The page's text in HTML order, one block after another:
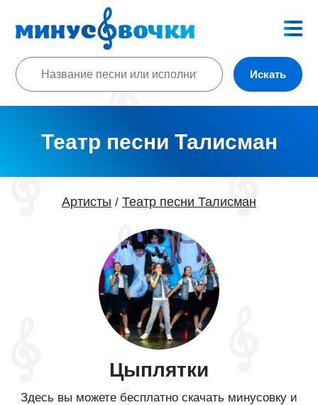
Искать
Театр песни Талисман
Артисты / Театр песни Талисман
Цыплятки
Здесь вы можете бесплатно скачать минусовку и